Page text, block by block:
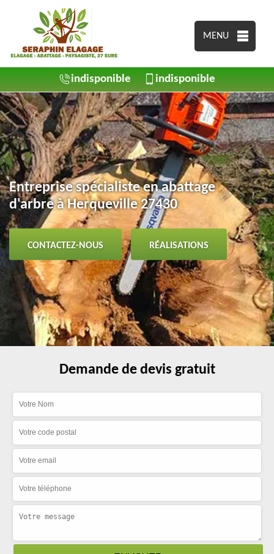
MENU
indisponible indisponible
Entreprise spécialiste en abattage
d'arbre à Herqueville 27430
CONTACTEZ-NOUS RÉALISATIONS
Demande de devis gratuit